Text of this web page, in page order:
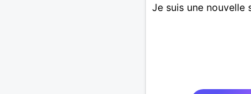
Je suis une nouvelle